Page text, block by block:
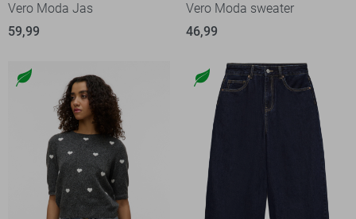
Vero Moda Jas
59,99
Vero Moda sweater
46,99